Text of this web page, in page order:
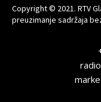
Copyright © 2021. RTV
preuzimanje sadržaja